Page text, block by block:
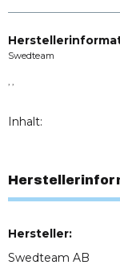
Swedteam
Inhalt:
Hersteller:
Swedteam AB